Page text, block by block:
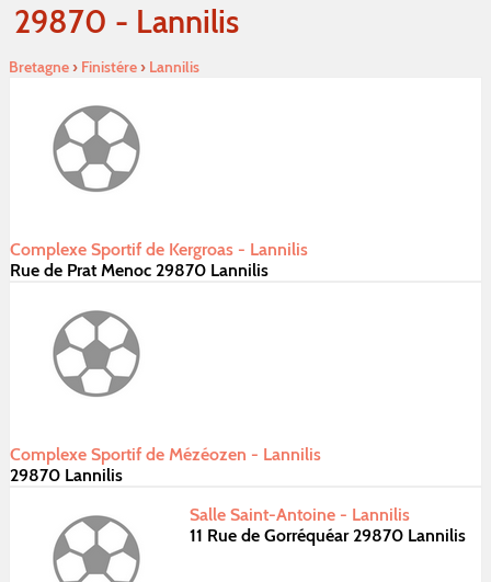
29870 - Lannilis
Bretagne› Finistére› Lannilis
Complexe Sportif de Kergroas - Lannilis
Rue de Prat Menoc 29870 Lannilis
Complexe Sportif de Mézéozen - Lannilis
29870 Lannilis
Salle Saint-Antoine - Lannilis
11 Rue de Gorréquéar 29870 Lannilis